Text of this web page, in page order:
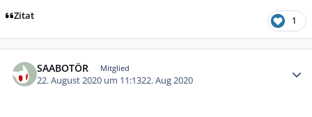
Zitat 1
SAABOTÖR Mitglied
22. August 2020 um 11:1322. Aug 2020